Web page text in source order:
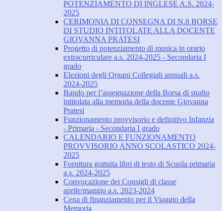
POTENZIAMENTO DI INGLESE A.S. 2024-
2025
CERIMONIA DI CONSEGNA DI N.8 BORSE
DI STUDIO INTITOLATE ALLA DOCENTE
GIOVANNA PRATESI
Progetto di potenziamento di musica in orario
extracurriculare a.s. 2024-2025 - Secondaria I
grado
Elezioni degli Organi Collegiali annuali a.s.
2024-2025
Bando per l’assegnazione della Borsa di studio
intitolata alla memoria della docente Giovanna
Pratesi
Funzionamento provvisorio e definitivo Infanzia
- Primaria - Secondaria I grado
CALENDARIO E FUNZIONAMENTO
PROVVISORIO ANNO SCOLASTICO 2024-
2025
Fornitura gratuita libri di testo di Scuola primaria
a.s. 2024-2025
Convocazione dei Consigli di classe
aprile/maggio a.s. 2023-2024
Cena di finanziamento per il Viaggio della
Memoria